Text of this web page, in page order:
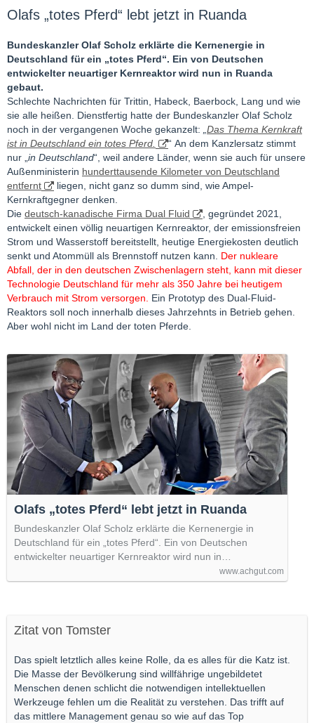
Olafs „totes Pferd“ lebt jetzt in Ruanda
Bundeskanzler Olaf Scholz erklärte die Kernenergie in
Deutschland für ein „totes Pferd“. Ein von Deutschen
entwickelter neuartiger Kernreaktor wird nun in Ruanda
gebaut.
Schlechte Nachrichten für Trittin, Habeck, Baerbock, Lang und wie
sie alle heißen. Dienstfertig hatte der Bundeskanzler Olaf Scholz
noch in der vergangenen Woche gekanzelt:
Das Thema Kernkraft
ist in Deutschland ein totes Pferd.
“ An dem Kanzlersatz stimmt
nur „ in Deutschland“, weil andere Länder, wenn sie auch für unsere
Außenministerin hunderttausende Kilometer von Deutschland
entfernt
liegen, nicht ganz so dumm sind, wie Ampel-
Kernkraftgegner denken.
Die deutsch-kanadische Firma Dual Fluid
, gegründet 2021,
entwickelt einen völlig neuartigen Kernreaktor, der emissionsfreien
Strom und Wasserstoff bereitstellt, heutige Energiekosten deutlich
senkt und Atommüll als Brennstoff nutzen kann. Der nukleare
Abfall, der in den deutschen Zwischenlagern steht, kann mit dieser
Technologie Deutschland für mehr als 350 Jahre bei heutigem
Verbrauch mit Strom versorgen.
Ein Prototyp des Dual-Fluid-
Reaktors soll noch innerhalb dieses Jahrzehnts in Betrieb gehen.
Aber wohl nicht im Land der toten Pferde.
Olafs „totes Pferd“ lebt jetzt in Ruanda
Bundeskanzler Olaf Scholz erklärte die Kernenergie in
Deutschland für ein „totes Pferd“. Ein von Deutschen
entwickelter neuartiger Kernreaktor wird nun in…
www.achgut.com
Zitat von Tomster
Das spielt letztlich alles keine Rolle, da es alles für die Katz ist.
Die Masse der Bevölkerung sind willfährige ungebildetet
Menschen denen schlicht die notwendigen intellektuellen
Werkzeuge fehlen um die Realität zu verstehen. Das trifft auf
das mittlere Management genau so wie auf das Top